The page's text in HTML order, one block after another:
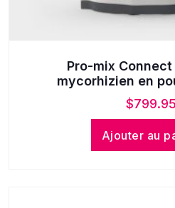
Pro-mix
mycorhizien en
$799.95
Ajouter au